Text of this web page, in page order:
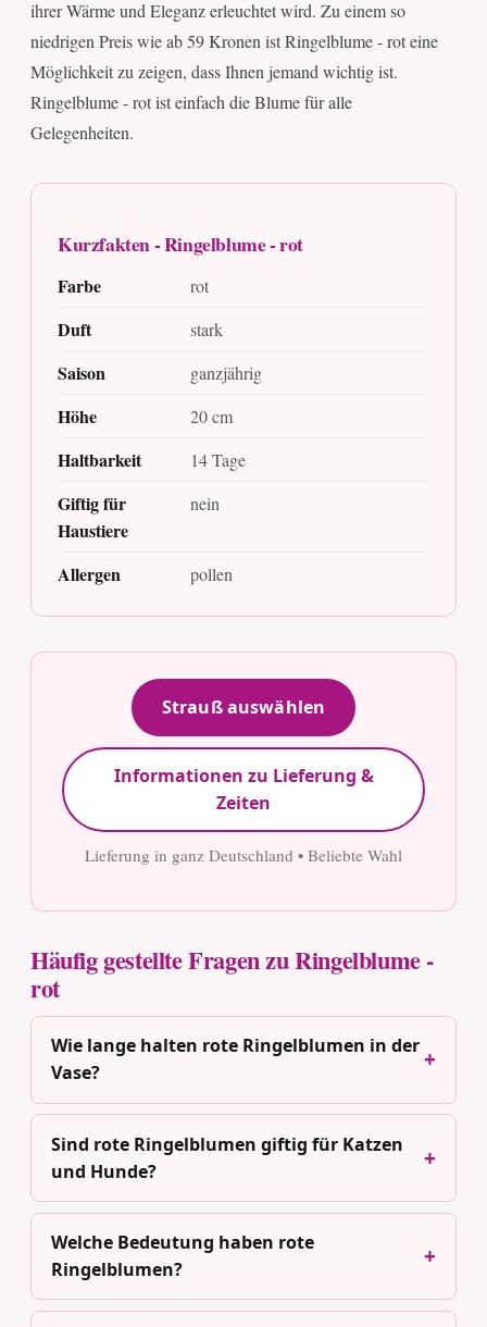
ihrer Wärme und Eleganz erleuchtet wird. Zu einem so
niedrigen Preis wie ab 59 Kronen ist Ringelblume - rot eine
Möglichkeit zu zeigen, dass Ihnen jemand wichtig ist.
Ringelblume - rot ist einfach die Blume für alle
Gelegenheiten.
Kurzfakten - Ringelblume - rot
Farbe rot
Duft stark
Saison ganzjährig
Höhe 20 cm
Haltbarkeit 14 Tage
Giftig für
Haustiere
nein
Allergen pollen
Strauß auswählen
Informationen zu Lieferung &
Zeiten
Lieferung in ganz Deutschland • Beliebte Wahl
Häufig gestellte Fragen zu Ringelblume -
rot
Wie lange halten rote Ringelblumen in der
Vase?
Sind rote Ringelblumen giftig für Katzen
und Hunde?
Welche Bedeutung haben rote
Ringelblumen?